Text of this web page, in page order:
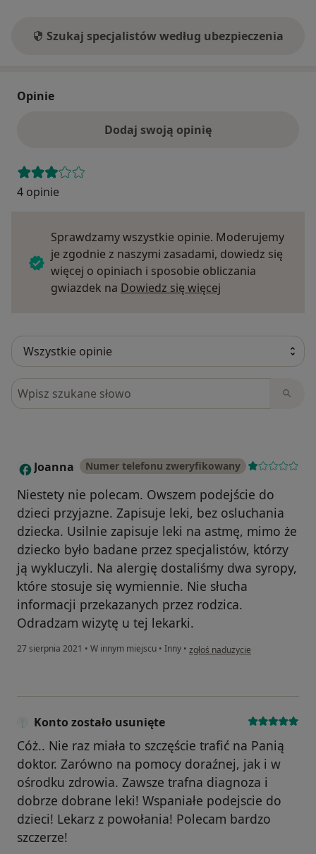
Szukaj specjalistów według ubezpieczenia
Opinie
Dodaj swoją opinię
4 opinie
Sprawdzamy wszystkie opinie. Moderujemy
je zgodnie z naszymi zasadami, dowiedz się
więcej o opiniach i sposobie obliczania
gwiazdek na Dowiedz się więcej
Szukaj w opiniach
J Joanna Numer telefonu zweryfikowany
Niestety nie polecam. Owszem podejście do
dzieci przyjazne. Zapisuje leki, bez osluchania
dziecka. Usilnie zapisuje leki na astmę, mimo że
dziecko było badane przez specjalistów, którzy
ją wykluczyli. Na alergię dostaliśmy dwa syropy,
które stosuje się wymiennie. Nie słucha
informacji przekazanych przez rodzica.
Odradzam wizytę u tej lekarki.
27 sierpnia 2021 • W innym miejscu • Inny • w opinii użytkownika Joanna
zgłoś nadużycie
Konto zostało usunięte
Cóż.. Nie raz miała to szczęście trafić na Panią
doktor. Zarówno na pomocy doraźnej, jak i w
ośrodku zdrowia. Zawsze trafna diagnoza i
dobrze dobrane leki! Wspaniałe podejscie do
dzieci! Lekarz z powołania! Polecam bardzo
szczerze!